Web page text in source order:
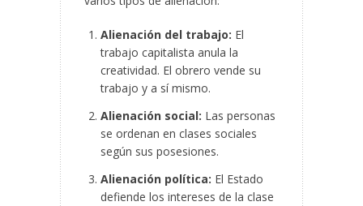
Alienación del trabajo: El
trabajo capitalista anula la
creatividad. El obrero vende su
trabajo y a sí mismo.
Alienación social: Las personas
se ordenan en clases sociales
según sus posesiones.
Alienación política: El Estado
defiende los intereses de la clase